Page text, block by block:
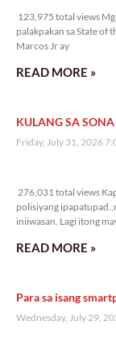
123,975 total views
palakpakan sa State of
Marcos Jr ay
READ MORE »
KULANG SA
Friday, July 31, 2026
276,031 total views
polisiyang
iniiwasan. Lagi itong
READ MORE »
Para sa isang
Wednesday, July 29,